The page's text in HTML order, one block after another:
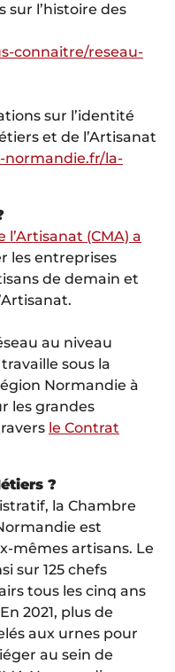
sur l’histoire des
connaitre/reseau-
sur l’identité
et de l’Artisanat
normandie.fr/la-
(CMA) a
les entreprises
de demain et
au niveau
sous la
Normandie à
les grandes
le Contrat
?
la Chambre
est
mêmes artisans. Le
sur 125 chefs
tous les cinq ans
2021, plus de
aux urnes pour
au sein de